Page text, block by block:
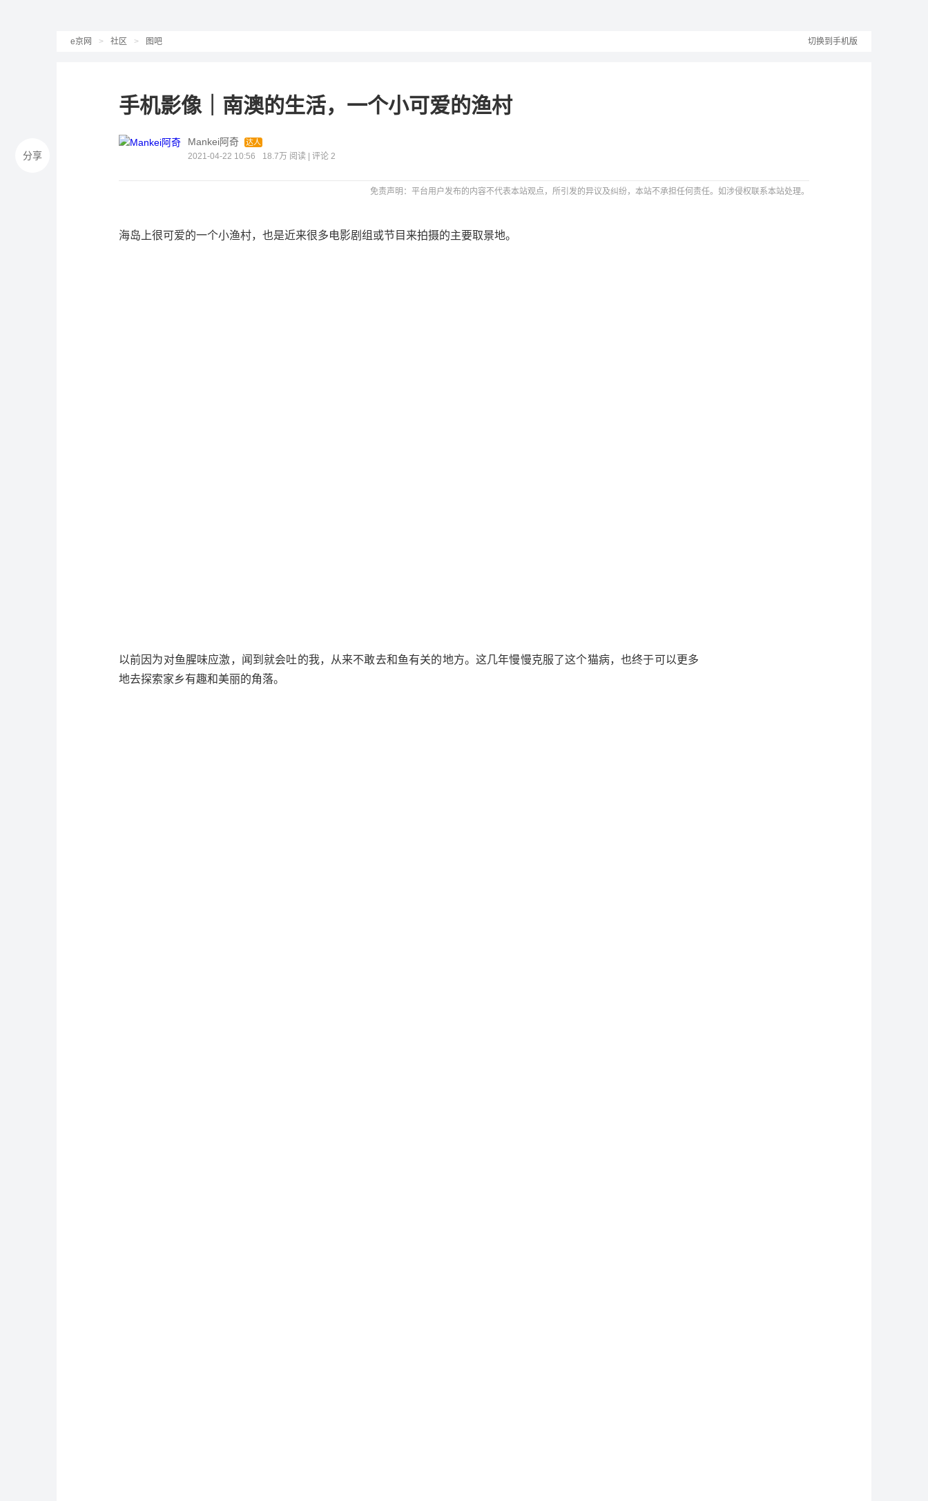
切换到手机版
e京网 > 社区 > 图吧
手机影像｜南澳的生活，一个小可爱的渔村
Mankei阿奇 达人
2021-04-22 10:56 18.7万 阅读 | 评论 2
免责声明：平台用户发布的内容不代表本站观点，所引发的异议及纠纷，本站不承担任何责任。如涉侵权联系本站处理。
海岛上很可爱的一个小渔村，也是近来很多电影剧组或节目来拍摄的主要取景地。
以前因为对鱼腥味应激，闻到就会吐的我，从来不敢去和鱼有关的地方。这几年慢慢克服了这个猫病，也终于可以更多
地去探索家乡有趣和美丽的角落。
分享